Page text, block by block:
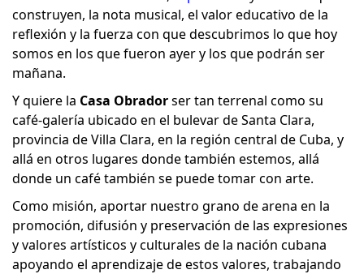
construyen, la nota musical, el valor educativo de la
reflexión y la fuerza con que descubrimos lo que hoy
somos en los que fueron ayer y los que podrán ser
mañana.
Y quiere la Casa Obradorser tan terrenal como su
café-galería ubicado en el bulevar de Santa Clara,
provincia de Villa Clara, en la región central de Cuba, y
allá en otros lugares donde también estemos, allá
donde un café también se puede tomar con arte.
Como misión, aportar nuestro grano de arena en la
promoción, difusión y preservación de las expresiones
y valores artísticos y culturales de la nación cubana
apoyando el aprendizaje de estos valores, trabajando